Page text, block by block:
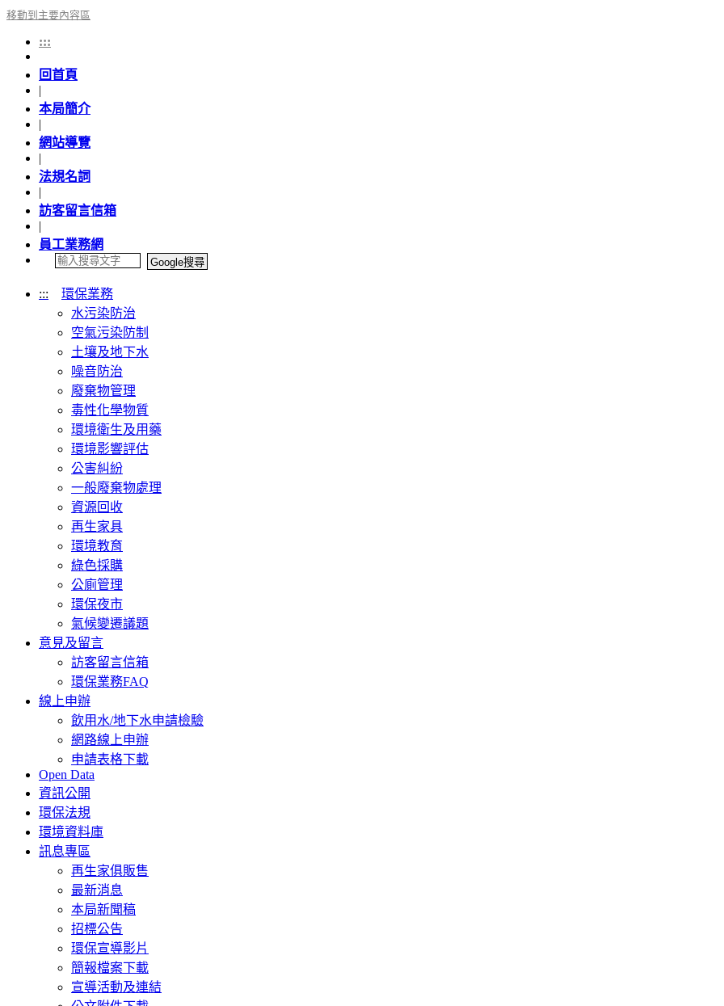
移動到主要內容區
:::
回首頁
|
本局簡介
|
網站導覽
|
法規名詞
|
訪客留言信箱
|
員工業務網
:::
環保業務
水污染防治
空氣污染防制
土壤及地下水
噪音防治
廢棄物管理
毒性化學物質
環境衛生及用藥
環境影響評估
公害糾紛
一般廢棄物處理
資源回收
再生家具
環境教育
綠色採購
公廁管理
環保夜市
氣候變遷議題
意見及留言
訪客留言信箱
環保業務FAQ
線上申辦
飲用水/地下水申請檢驗
網路線上申辦
申請表格下載
Open Data
資訊公開
環保法規
環境資料庫
訊息專區
再生家俱販售
最新消息
本局新聞稿
招標公告
環保宣導影片
簡報檔案下載
宣導活動及連結